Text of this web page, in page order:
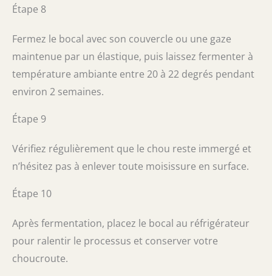
Étape 8
Fermez le bocal avec son couvercle ou une gaze
maintenue par un élastique, puis laissez fermenter à
température ambiante entre 20 à 22 degrés pendant
environ 2 semaines.
Étape 9
Vérifiez régulièrement que le chou reste immergé et
n’hésitez pas à enlever toute moisissure en surface.
Étape 10
Après fermentation, placez le bocal au réfrigérateur
pour ralentir le processus et conserver votre
choucroute.